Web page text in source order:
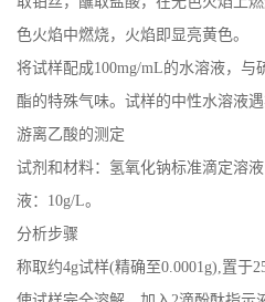
态
产
展
厅
色火焰中燃烧，火焰即显亮黄色。
将试样配成100mg/mL的水溶液，与
酯的特殊气味。试样的中性水溶液
游离乙酸的测定
试剂和材料：氢氧化钠标准滴定溶
液：10g/L。
分析步骤
称取约4g试样(精确至0.0001g),置于